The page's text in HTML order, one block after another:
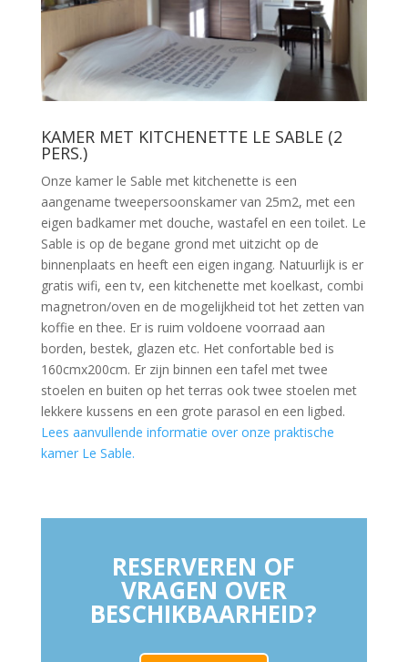
KAMER MET KITCHENETTE LE SABLE (2
PERS.)
Onze kamer le Sable met kitchenette is een
aangename tweepersoonskamer van 25m2, met een
eigen badkamer met douche, wastafel en een toilet. Le
Sable is op de begane grond met uitzicht op de
binnenplaats en heeft een eigen ingang. Natuurlijk is er
gratis wifi, een tv, een kitchenette met koelkast, combi
magnetron/oven en de mogelijkheid tot het zetten van
koffie en thee. Er is ruim voldoene voorraad aan
borden, bestek, glazen etc. Het confortable bed is
160cmx200cm. Er zijn binnen een tafel met twee
stoelen en buiten op het terras ook twee stoelen met
lekkere kussens en een grote parasol en een ligbed.​
Lees aanvullende informatie over onze praktische
kamer Le Sable.
RESERVEREN OF
VRAGEN OVER
BESCHIKBAARHEID?